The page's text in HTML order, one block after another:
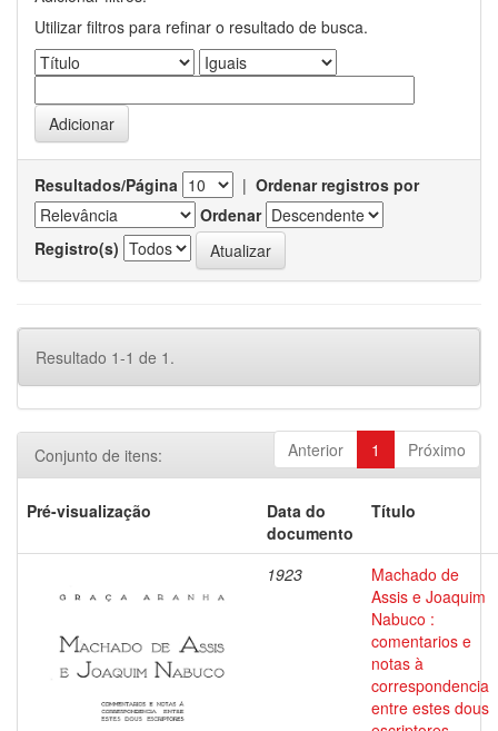
Utilizar filtros para refinar o resultado de busca.
Resultados/Página | Ordenar registros por
Ordenar
Registro(s)
Resultado 1-1 de 1.
Anterior 1 Próximo
Conjunto de itens:
Pré-visualização
Data do
documento
Título
1923
Machado de
Assis e Joaquim
Nabuco :
comentarios e
notas à
correspondencia
entre estes dous